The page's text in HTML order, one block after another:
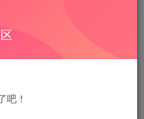
吧！